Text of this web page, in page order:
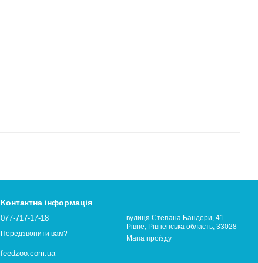
Контактна інформація
077-717-17-18
Передзвонити вам?
feedzoo.com.ua
вулиця Степана Бандери, 41
Рівне, Рівненська область, 33028
Мапа проїзду